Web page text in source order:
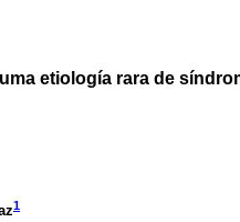
etiología rara de
1